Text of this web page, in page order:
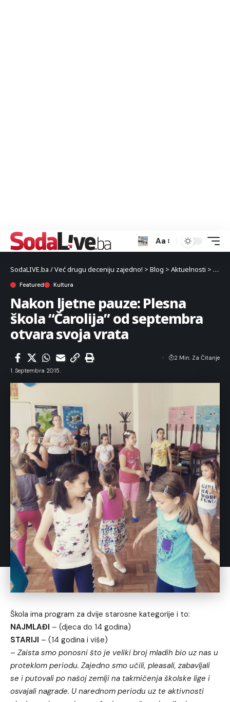
Aa
SodaLIVE.ba / Već drugu deceniju zajedno! > Blog > Aktuelnosti >
Featured Kultura
Nakon ljetne pauze: Plesna
škola “Čarolija” od septembra
otvara svoja vrata
1. Septembra 2015.
2 Min. Za Čitanje
Škola ima program za dvije starosne kategorije i to:
NAJMLAĐI – (djeca do 14 godina)
STARIJI – (14 godina i više)
– Zaista smo ponosni što je veliki broj mladih bio uz nas u
proteklom periodu. Zajedno smo učili, pleasali, zabavljali
se i putovali po našoj zemlji na takmičenja školske lige i
osvajali nagrade. U narednom periodu uz te aktivnosti